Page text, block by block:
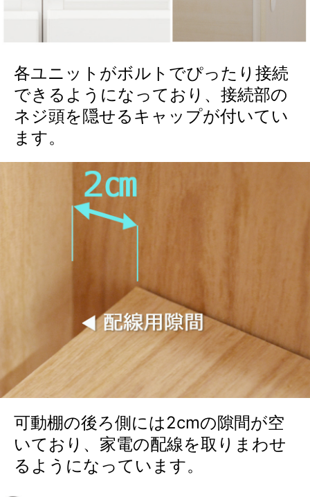
各ユニットがボルトでぴったり接続
できるようになっており、接続部の
ネジ頭を隠せるキャップが付いてい
ます。
可動棚の後ろ側には2cmの隙間が空
いており、家電の配線を取りまわせ
るようになっています。